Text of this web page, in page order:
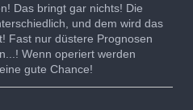
Das bringt gar nichts! Die
und dem wird das
Fast nur düstere Prognosen
Wenn operiert werden
gute Chance!